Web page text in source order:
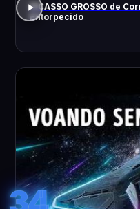
PICASSO GROSSO de
Entorpecido